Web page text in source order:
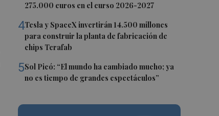
275.000 euros en el curso 2026-2027
4Tesla y SpaceX invertirán 14.500 millones
para construir la planta de fabricación de
chips Terafab
5Sol Picó: “El mundo ha cambiado mucho; ya
no es tiempo de grandes espectáculos”